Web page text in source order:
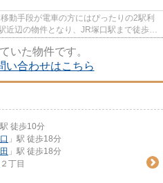
動手段が電車の方にはぴったりの2駅利
近辺の物件となり、JR塚口駅まで徒歩10
いた物件です。
い合わせはこちら
駅 徒歩10分
」駅 徒歩18分
」駅 徒歩18分
２丁目